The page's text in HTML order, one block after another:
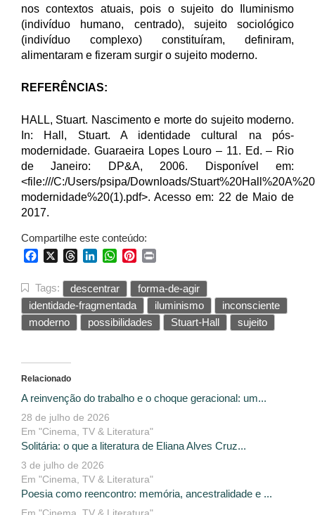
nos contextos atuais, pois o sujeito do Iluminismo
(indivíduo humano, centrado), sujeito sociológico
(indivíduo complexo) constituíram, definiram,
alimentaram e fizeram surgir o sujeito moderno.
REFERÊNCIAS:
HALL, Stuart. Nascimento e morte do sujeito moderno.
In: Hall, Stuart. A identidade cultural na pós-
modernidade. Guaraeira Lopes Louro – 11. Ed. – Rio
de Janeiro: DP&A, 2006. Disponível em:
<file:///C:/Users/psipa/Downloads/
modernidade%20(1).pdf>. Acesso em: 22 de Maio de
2017.
Compartilhe este conteúdo:
FacebookThreadsLinkedInWhatsApp
Pinterest
Tags: descentrar
forma-de-agir
identidade-fragmentada
iluminismo
inconsciente
moderno
possibilidades Stuart-Hall sujeito
Relacionado
A reinvenção do trabalho e o choque geracional: um...
28 de julho de 2026
Em "Cinema, TV & Literatura"
Solitária: o que a literatura de Eliana Alves Cruz...
3 de julho de 2026
Em "Cinema, TV & Literatura"
Poesia como reencontro: memória, ancestralidade e ...
Em "Cinema, TV & Literatura"